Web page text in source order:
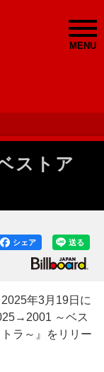
MENU
ストア
送る
シェア
年3月19日に
～ベス
ラ～』をリリー